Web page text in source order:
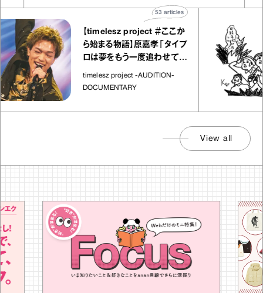
【timelesz project ＃ここか
ら始まる物語】原嘉孝「タイプ
ロは夢をもう一度追わせてく
れた場所」
timelesz project -AUDITION-
DOCUMENTARY
articles
View all